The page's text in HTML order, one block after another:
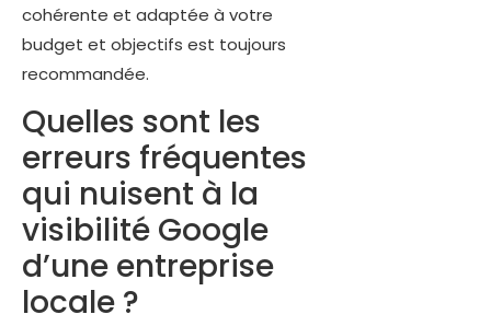
cohérente et adaptée à votre
budget et objectifs est toujours
recommandée.
Quelles sont les
erreurs fréquentes
qui nuisent à la
visibilité Google
d’une entreprise
locale ?